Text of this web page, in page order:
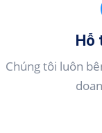
Hỗ
Chúng tôi luôn